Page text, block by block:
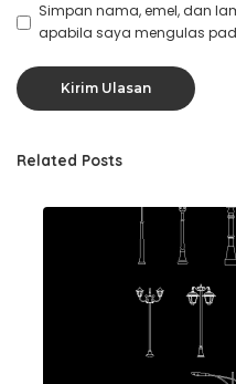
Simpan nama, emel, dan
apabila saya mengulas
Related Posts